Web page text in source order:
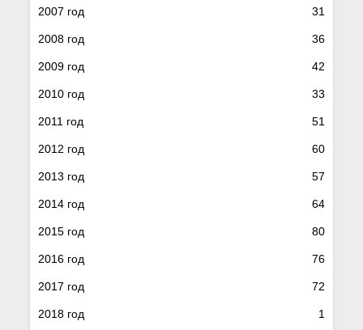
2007 год 31
2008 год 36
2009 год 42
2010 год 33
2011 год 51
2012 год 60
2013 год 57
2014 год 64
2015 год 80
2016 год 76
2017 год 72
2018 год 1